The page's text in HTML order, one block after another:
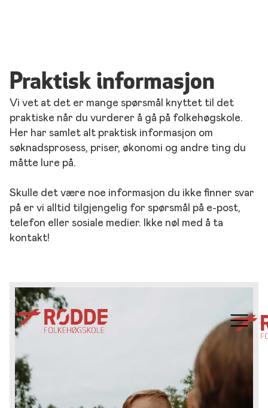
Praktisk informasjon
Vi vet at det er mange spørsmål knyttet til det
praktiske når du vurderer å gå på folkehøgskole.
Her har samlet alt praktisk informasjon om
søknadsprosess, priser, økonomi og andre ting du
måtte lure på.
Skulle det være noe informasjon du ikke finner svar
på er vi alltid tilgjengelig for spørsmål på e-post,
telefon eller sosiale medier. Ikke nøl med å ta
kontakt!